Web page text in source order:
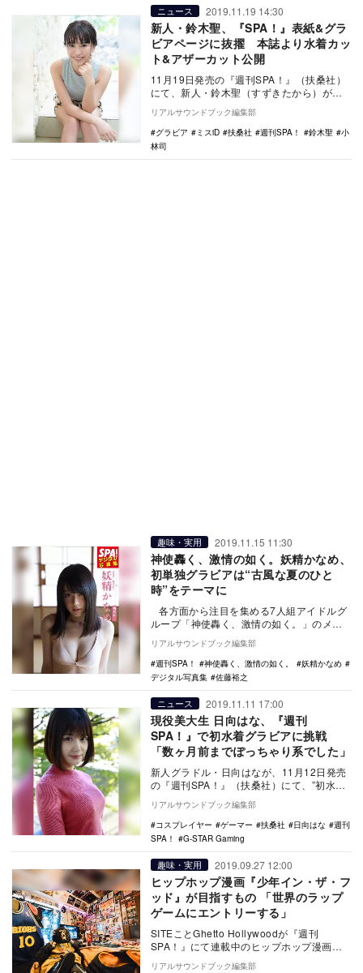
ニュース 2019.11.19 14:30
新人・鈴木聖、『SPA！』表紙&グラ
ビアページに抜擢 本誌より水着カッ
ト&アザーカット公開
11月19日発売の『週刊SPA！』（扶桑社）
にて、新人・鈴木聖（すずきたから）が初
の単独表紙を務め、水着グラビアを披露し
た。今回…
リアルサウンドブック編集部
グラビア
ミスiD 扶桑社 週刊SPA！ 鈴木聖
小
林司
趣味・実用 2019.11.15 11:30
神使轟く、激情の如く。妖精かなめ、
初単独グラビアは“古風な夏のひと
時”をテーマに
各方面から注目を集める7人組アイドルグ
ループ「神使轟く、激情の如く。」のメン
バー妖精かなめが、自身初の単独グラビア
となるデ…
リアルサウンドブック編集部
週刊SPA！
神使轟く、激情の如く。
妖精かなめ
デジタル写真集
佐藤裕之
ニュース 2019.11.11 17:00
現役美大生 日向はな、『週刊
SPA！』で初水着グラビアに挑戦
「数ヶ月前までぽっちゃり系でした」
新人グラドル・日向はなが、11月12日発売
の『週刊SPA！』（扶桑社）にて、”初水
着”グラビアを披露する。 本企画は『週刊
S…
リアルサウンドブック編集部
コスプレイヤー
ゲーマー 扶桑社 日向はな
週刊
SPA！
G-STAR Gaming
趣味・実用 2019.09.27 12:00
ヒップホップ漫画『少年イン・ザ・フ
ッド』が目指すもの 「世界のラップ
ゲームにエントリーする」
SITEことGhetto Hollywoodが『週刊
SPA！』にて連載中のヒップホップ漫画
『少年・イン・ザ・フッド』が、その挑
リアルサウンドブック編集部